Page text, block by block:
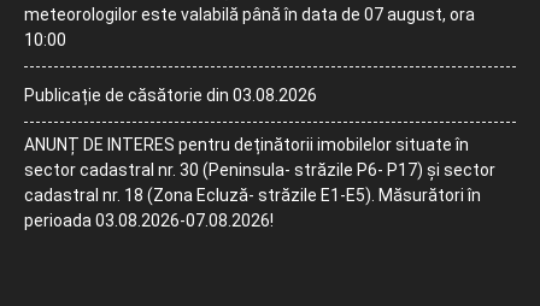
meteorologilor este valabilă până în data de 07 august, ora
10:00
Publicație de căsătorie din 03.08.2026
ANUNȚ DE INTERES pentru deținătorii imobilelor situate în
sector cadastral nr. 30 (Peninsula- străzile P6- P17) și sector
cadastral nr. 18 (Zona Ecluză- străzile E1-E5). Măsurători în
perioada 03.08.2026-07.08.2026!